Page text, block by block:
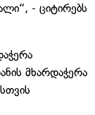
- ციტირებს
მხარდაჭერა